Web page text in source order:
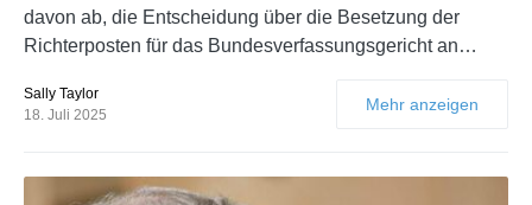
davon ab, die Entscheidung über die Besetzung der
Richterposten für das Bundesverfassungsgericht an…
Sally Taylor
18. Juli 2025
Mehr anzeigen